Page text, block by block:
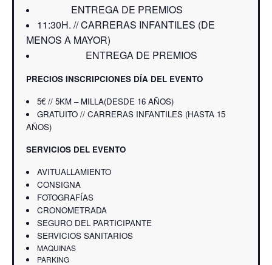
ENTREGA DE PREMIOS
11:30H. // CARRERAS INFANTILES (DE
MENOS A MAYOR)
ENTREGA DE PREMIOS
PRECIOS INSCRIPCIONES DÍA DEL EVENTO
5€ // 5KM – MILLA(DESDE 16 AÑOS)
GRATUITO // CARRERAS INFANTILES (HASTA 15
AÑOS)
SERVICIOS DEL EVENTO
AVITUALLAMIENTO
CONSIGNA
FOTOGRAFÍAS
CRONOMETRADA
SEGURO DEL PARTICIPANTE
SERVICIOS SANITARIOS
MAQUINAS
PARKING